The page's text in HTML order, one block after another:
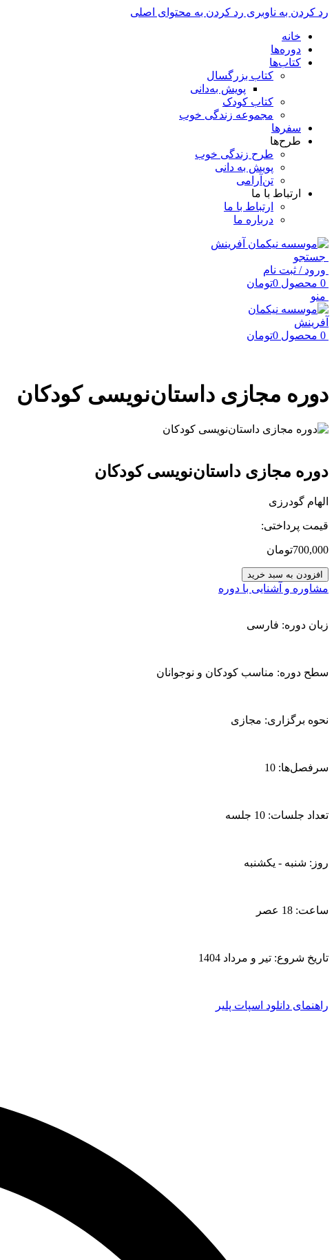
رد کردن به ناوبری رد کردن به محتوای اصلی
خانه
دوره‌ها
کتاب‌ها
کتاب بزرگسال
پویش به‌دانی
کتاب کودک
مجموعه زندگی خوب
سفرها
طرح‌ها
طرح زندگی خوب
پویش به دانی
تن‌آرامی
ارتباط با ما
ارتباط با ما
درباره ما
جستجو
ورود / ثبت نام
0 محصول 0تومان
منو
0 محصول 0تومان
دوره مجازی داستان‌نویسی کودکان
دوره مجازی داستان‌نویسی کودکان
الهام گودرزی
قیمت پرداختی:
700,000تومان
دوره
مجازی
عدد
افزودن به سبد خرید
مشاوره و آشنایی با دوره
زبان دوره: فارسی
سطح دوره: مناسب کودکان و نوجوانان
نحوه برگزاری: مجازی
سرفصل‌ها: 10
تعداد جلسات: 10 جلسه
روز: شنبه - یکشنبه
ساعت: 18 عصر
تاریخ شروع: تیر و مرداد 1404
راهنمای دانلود اسپات پلیر